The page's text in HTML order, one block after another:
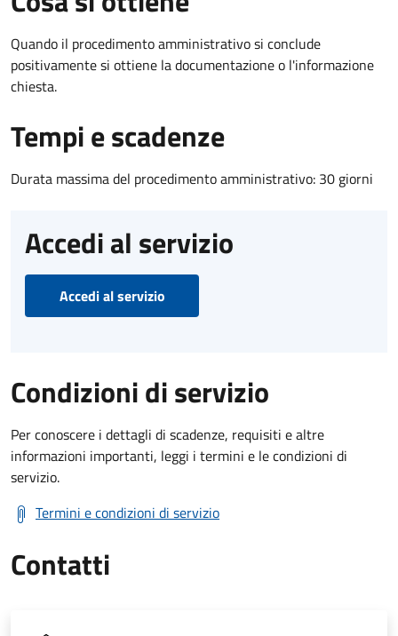
Quando il procedimento amministrativo si conclude
positivamente si ottiene la documentazione o l'informazione
chiesta.
Tempi e scadenze
Durata massima del procedimento amministrativo: 30 giorni
Accedi al servizio
Accedi al servizio
Condizioni di servizio
Per conoscere i dettagli di scadenze, requisiti e altre
informazioni importanti, leggi i termini e le condizioni di
servizio.
Termini e condizioni di servizio
Contatti